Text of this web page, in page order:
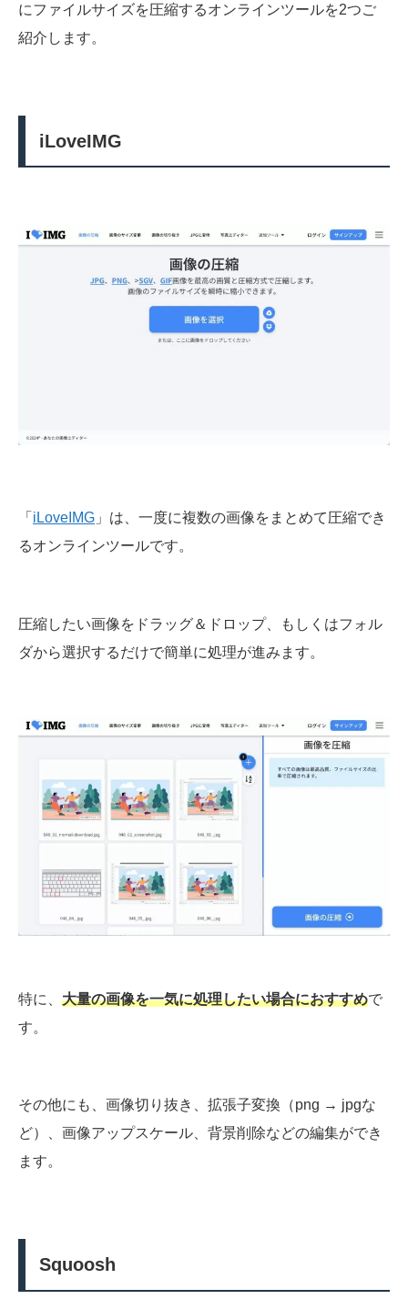
にファイルサイズを圧縮するオンラインツールを2つご
紹介します。
iLoveIMG
「 iLoveIMG 」は、一度に複数の画像をまとめて圧縮でき
るオンラインツールです。
圧縮したい画像をドラッグ＆ドロップ、もしくはフォル
ダから選択するだけで簡単に処理が進みます。
特に、 大量の画像を一気に処理したい場合におすすめで
す。
その他にも、画像切り抜き、拡張子変換（png → jpgな
ど）、画像アップスケール、背景削除などの編集ができ
ます。
Squoosh